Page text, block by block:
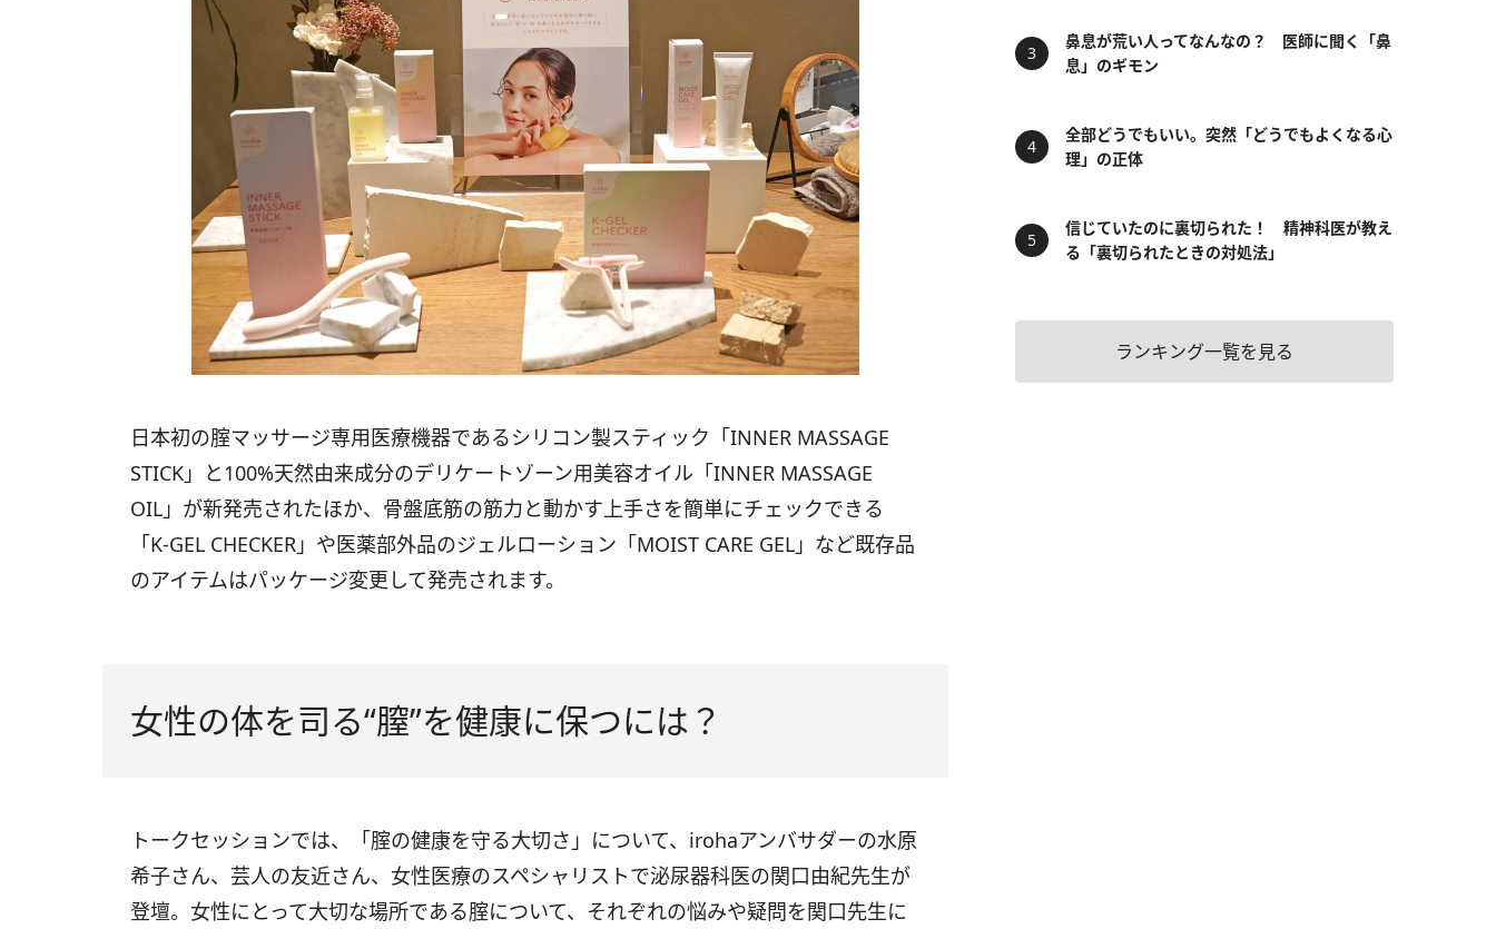
日本初の腟マッサージ専用医療機器であるシリコン製スティック「INNER MASSAGE
STICK」と100%天然由来成分のデリケートゾーン用美容オイル「INNER MASSAGE
OIL」が新発売されたほか、骨盤底筋の筋力と動かす上手さを簡単にチェックできる
「K-GEL CHECKER」や医薬部外品のジェルローション「MOIST CARE GEL」など既存品
のアイテムはパッケージ変更して発売されます。
女性の体を司る“膣”を健康に保つには？
トークセッションでは、「腟の健康を守る大切さ」について、irohaアンバサダーの水原
希子さん、芸人の友近さん、女性医療のスペシャリストで泌尿器科医の関口由紀先生が
登壇。女性にとって大切な場所である腟について、それぞれの悩みや疑問を関口先生に
鼻息が荒い人ってなんなの？ 医師に聞く「鼻
息」のギモン
全部どうでもいい。突然「どうでもよくなる心
理」の正体
信じていたのに裏切られた！ 精神科医が教え
る「裏切られたときの対処法」
ランキング一覧を見る